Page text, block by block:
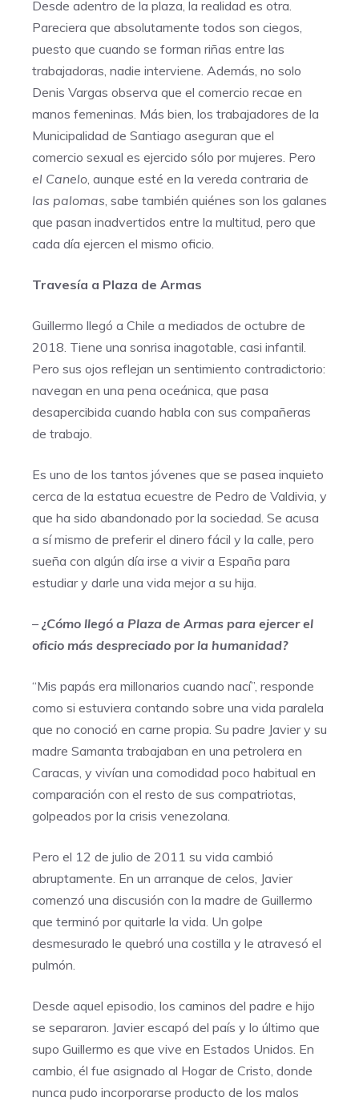
Desde adentro de la plaza, la realidad es otra.
Pareciera que absolutamente todos son ciegos,
puesto que cuando se forman riñas entre las
trabajadoras, nadie interviene. Además, no solo
Denis Vargas observa que el comercio recae en
manos femeninas. Más bien, los trabajadores de la
Municipalidad de Santiago aseguran que el
comercio sexual es ejercido sólo por mujeres. Pero
el Canelo, aunque esté en la vereda contraria de
las palomas, sabe también quiénes son los galanes
que pasan inadvertidos entre la multitud, pero que
cada día ejercen el mismo oficio.
Travesía a Plaza de Armas
Guillermo llegó a Chile a mediados de octubre de
2018. Tiene una sonrisa inagotable, casi infantil.
Pero sus ojos reflejan un sentimiento contradictorio:
navegan en una pena oceánica, que pasa
desapercibida cuando habla con sus compañeras
de trabajo.
Es uno de los tantos jóvenes que se pasea inquieto
cerca de la estatua ecuestre de Pedro de Valdivia, y
que ha sido abandonado por la sociedad. Se acusa
a sí mismo de preferir el dinero fácil y la calle, pero
sueña con algún día irse a vivir a España para
estudiar y darle una vida mejor a su hija.
– ¿Cómo llegó a Plaza de Armas para ejercer el
oficio más despreciado por la humanidad?
“Mis papás era millonarios cuando nací”, responde
como si estuviera contando sobre una vida paralela
que no conoció en carne propia. Su padre Javier y su
madre Samanta trabajaban en una petrolera en
Caracas, y vivían una comodidad poco habitual en
comparación con el resto de sus compatriotas,
golpeados por la crisis venezolana.
Pero el 12 de julio de 2011 su vida cambió
abruptamente. En un arranque de celos, Javier
comenzó una discusión con la madre de Guillermo
que terminó por quitarle la vida. Un golpe
desmesurado le quebró una costilla y le atravesó el
pulmón.
Desde aquel episodio, los caminos del padre e hijo
se separaron. Javier escapó del país y lo último que
supo Guillermo es que vive en Estados Unidos. En
cambio, él fue asignado al Hogar de Cristo, donde
nunca pudo incorporarse producto de los malos